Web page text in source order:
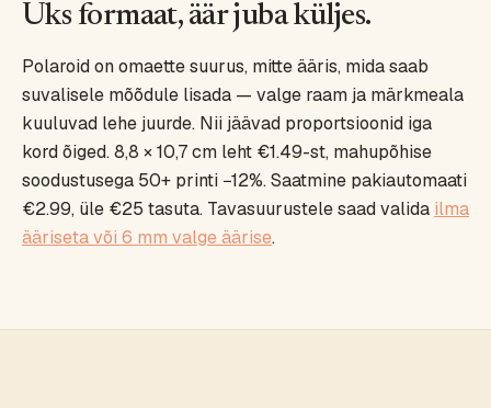
Üks formaat, äär juba küljes.
Polaroid on omaette suurus, mitte ääris, mida saab
suvalisele mõõdule lisada — valge raam ja märkmeala
kuuluvad lehe juurde. Nii jäävad proportsioonid iga
kord õiged. 8,8 × 10,7 cm leht €1.49-st, mahupõhise
soodustusega 50+ printi −12%. Saatmine pakiautomaati
€2.99, üle €25 tasuta. Tavasuurustele saad valida ilma
ääriseta või 6 mm valge äärise.